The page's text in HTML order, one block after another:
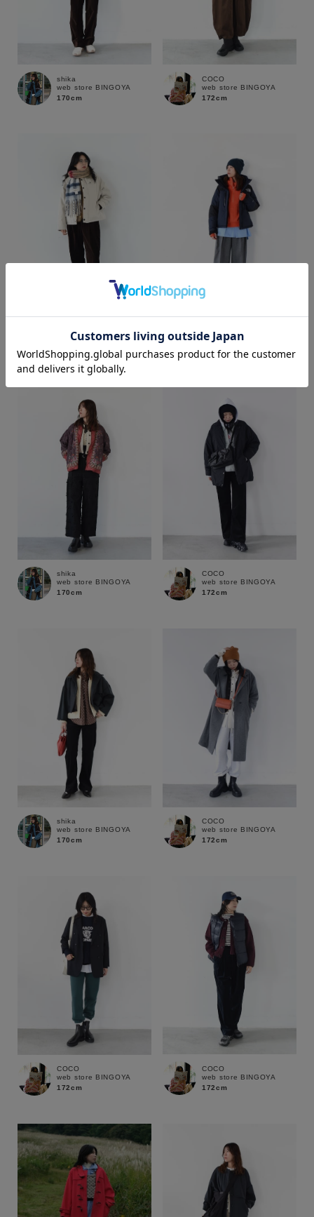
商品タイプ
通常商品 予約商品
セール価格 WEB限定
在庫あり 在庫なし含む
shika
web store BINGOYA
170cm
COCO
web store BINGOYA
172cm
web store BINGOYA
web store BINGOYA
170cm
shika
web store BINGOYA
170cm
COCO
web store BINGOYA
172cm
shika
web store BINGOYA
170cm
COCO
web store BINGOYA
172cm
COCO
web store BINGOYA
172cm
COCO
web store BINGOYA
172cm